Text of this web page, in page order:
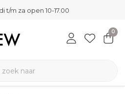
t/m za open 10-17.00
0